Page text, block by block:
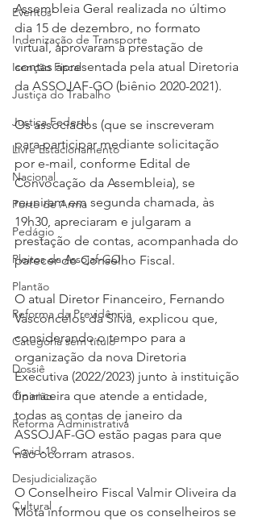
Eventos
Indenização de Transporte
Isenção Fiscal
Justiça do Trabalho
Justiça Federal
Livre Estacionamento
Nacional
Porte de Arma
Pedágio
Pleitos da Assojaf-GO
Plantão
Reforma da Previdência
Categoria sem título
Dossiê
Opinião
Reforma Administrativa
Covid-19
Desjudicialização
Cultural
Assembleia Geral realizada no último
dia 15 de dezembro, no formato
virtual, aprovaram a prestação de
contas apresentada pela atual Diretoria
da ASSOJAF-GO (biênio 2020-2021).
Os associados (que se inscreveram
para participar mediante solicitação
por e-mail, conforme Edital de
Convocação da Assembleia), se
reuniram em segunda chamada, às
19h30, apreciaram e julgaram a
prestação de contas, acompanhada do
parecer do Conselho Fiscal.
O atual Diretor Financeiro, Fernando
Vasconcelos da Silva, explicou que,
considerando o tempo para a
organização da nova Diretoria
Executiva (2022/2023) junto à instituição
financeira que atende a entidade,
todas as contas de janeiro da
ASSOJAF-GO estão pagas para que
não ocorram atrasos.
O Conselheiro Fiscal Valmir Oliveira da
Mota informou que os conselheiros se